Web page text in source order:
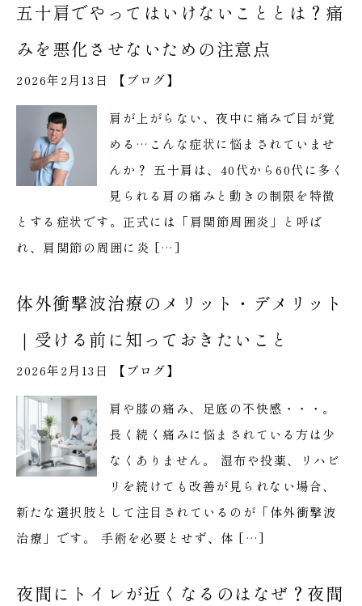
五十肩でやってはいけないこととは？痛
みを悪化させないための注意点
2026年2月13日 【 ブログ】
肩が上がらない、夜中に痛みで目が覚
める…こんな症状に悩まされていませ
んか？ 五十肩は、40代から60代に多く
見られる肩の痛みと動きの制限を特徴
とする症状です。正式には「肩関節周囲炎」と呼ば
れ、肩関節の周囲に炎 […]
体外衝撃波治療のメリット・デメリット
｜受ける前に知っておきたいこと
2026年2月13日 【 ブログ】
肩や膝の痛み、足底の不快感・・・。
長く続く痛みに悩まされている方は少
なくありません。 湿布や投薬、リハビ
リを続けても改善が見られない場合、
新たな選択肢として注目されているのが「体外衝撃波
治療」です。 手術を必要とせず、体 […]
夜間にトイレが近くなるのはなぜ？夜間